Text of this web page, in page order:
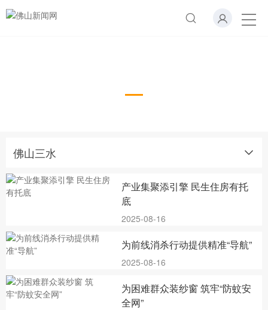
佛山三水
产业集聚添引擎 民生住房有托
底
2025-08-16
为前线消杀行动提供精准“导航”
2025-08-16
为困难群众装纱窗 筑牢“防蚊安
全网”